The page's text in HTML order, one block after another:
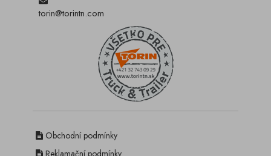
torin@torintn.com
Obchodní podmínky
Reklamační podmínky